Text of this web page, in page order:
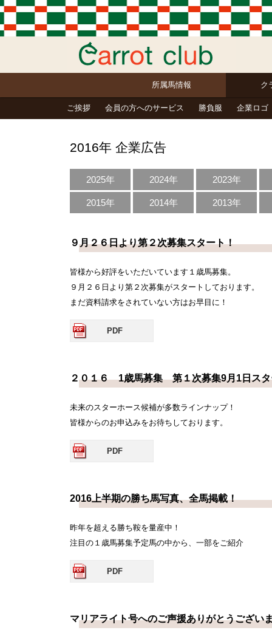
所属馬情報 ク
ご挨拶 会員の方へのサービス 勝負服 企業ロゴ
2016年 企業広告
2025年 2024年 2023年
2015年 2014年 2013年
９月２６日より第２次募集スタート！
皆様から好評をいただいています１歳馬募集。
９月２６日より第２次募集がスタートしております。
まだ資料請求をされていない方はお早目に！
PDF
２０１６ 1歳馬募集 第１次募集9月1日スタ
未来のスターホース候補が多数ラインナップ！
皆様からのお申込みをお待ちしております。
PDF
2016上半期の勝ち馬写真、全馬掲載！
昨年を超える勝ち鞍を量産中！
注目の１歳馬募集予定馬の中から、一部をご紹介
PDF
マリアライト号へのご声援ありがとうござい